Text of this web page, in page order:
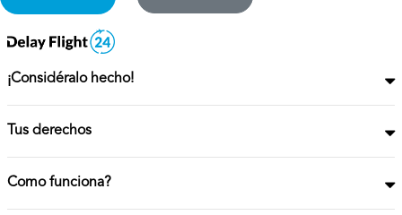
¡Considéralo hecho!
Tus derechos
Como funciona?